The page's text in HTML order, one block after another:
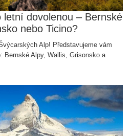
letní dovolenou – Bernské
nebo Ticino?
Alp! Představujeme vám
Bernské Alpy, Wallis, Grisonsko a